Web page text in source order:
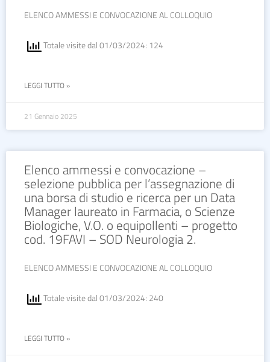
ELENCO AMMESSI E CONVOCAZIONE AL COLLOQUIO
Totale visite dal 01/03/2024: 124
LEGGI TUTTO »
21 Gennaio 2025
Elenco ammessi e convocazione –
selezione pubblica per l’assegnazione di
una borsa di studio e ricerca per un Data
Manager laureato in Farmacia, o Scienze
Biologiche, V.O. o equipollenti – progetto
cod. 19FAVI – SOD Neurologia 2.
ELENCO AMMESSI E CONVOCAZIONE AL COLLOQUIO
Totale visite dal 01/03/2024: 240
LEGGI TUTTO »